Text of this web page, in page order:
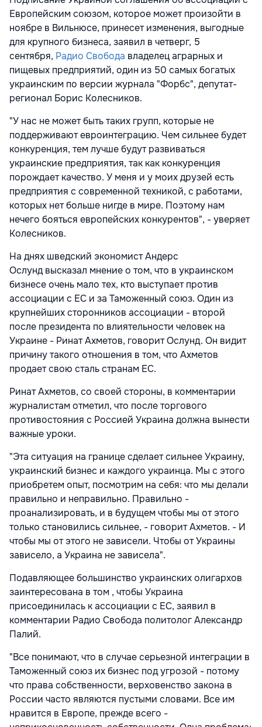
Европейским союзом, которое может произойти в
ноябре в Вильнюсе, принесет изменения, выгодные
для крупного бизнеса, заявил в четверг, 5
сентября, Радио Свобода владелец аграрных и
пищевых предприятий, один из 50 самых богатых
украинским по версии журнала "Форбс", депутат-
регионал Борис Колесников.
"У нас не может быть таких групп, которые не
поддерживают евроинтеграцию. Чем сильнее будет
конкуренция, тем лучше будут развиваться
украинские предприятия, так как конкуренция
порождает качество. У меня и у моих друзей есть
предприятия с современной техникой, с работами,
которых нет больше нигде в мире. Поэтому нам
нечего бояться европейских конкурентов", - уверяет
Колесников.
На днях шведский экономист Андерс
Ослунд высказал мнение о том, что в украинском
бизнесе очень мало тех, кто выступает против
ассоциации с ЕС и за Таможенный союз. Один из
крупнейших сторонников ассоциации - второй
после президента по влиятельности человек на
Украине - Ринат Ахметов, говорит Ослунд. Он видит
причину такого отношения в том, что Ахметов
продает свою сталь странам ЕС.
Ринат Ахметов, со своей стороны, в комментарии
журналистам отметил, что после торгового
противостояния с Россией Украина должна вынести
важные уроки.
"Эта ситуация на границе сделает сильнее Украину,
украинский бизнес и каждого украинца. Мы с этого
приобретем опыт, посмотрим на себя: что мы делали
правильно и неправильно. Правильно -
проанализировать, и в будущем чтобы мы от этого
только становились сильнее, - говорит Ахметов. - И
чтобы мы от этого не зависели. Чтобы от Украины
зависело, а Украина не зависела".
Подавляющее большинство украинских олигархов
заинтересована в том , чтобы Украина
присоединилась к ассоциации с ЕС, заявил в
комментарии Радио Свобода политолог Александр
Палий.
"Все понимают, что в случае серьезной интеграции в
Таможенный союз их бизнес под угрозой - потому
что права собственности, верховенство закона в
России часто являются пустыми словами. Все им
нравится в Европе, прежде всего -